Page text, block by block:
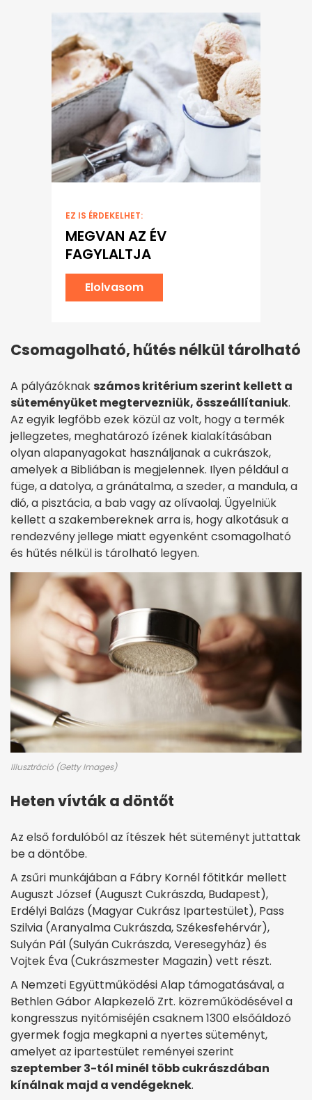
EZ IS ÉRDEKELHET:
MEGVAN AZ ÉV
FAGYLALTJA
Elolvasom
Csomagolható, hűtés nélkül tárolható
A pályázóknak számos kritérium szerint kellett a
süteményüket megtervezniük, összeállítaniuk.
Az egyik legfőbb ezek közül az volt, hogy a termék
jellegzetes, meghatározó ízének kialakításában
olyan alapanyagokat használjanak a cukrászok,
amelyek a Bibliában is megjelennek. Ilyen például a
füge, a datolya, a gránátalma, a szeder, a mandula, a
dió, a pisztácia, a bab vagy az olívaolaj. Ügyelniük
kellett a szakembereknek arra is, hogy alkotásuk a
rendezvény jellege miatt egyenként csomagolható
és hűtés nélkül is tárolható legyen.
Illusztráció (Getty Images)
Heten vívták a döntőt
Az első fordulóból az ítészek hét süteményt juttattak
be a döntőbe.
A zsűri munkájában a Fábry Kornél főtitkár mellett
Auguszt József (Auguszt Cukrászda, Budapest),
Erdélyi Balázs (Magyar Cukrász Ipartestület), Pass
Szilvia (Aranyalma Cukrászda, Székesfehérvár),
Sulyán Pál (Sulyán Cukrászda, Veresegyház) és
Vojtek Éva (Cukrászmester Magazin) vett részt.
A Nemzeti Együttműködési Alap támogatásával, a
Bethlen Gábor Alapkezelő Zrt. közreműködésével a
kongresszus nyitómiséjén csaknem 1300 elsőáldozó
gyermek fogja megkapni a nyertes süteményt,
amelyet az ipartestület reményei szerint
szeptember 3-tól minél több cukrászdában
kínálnak majd a vendégeknek.